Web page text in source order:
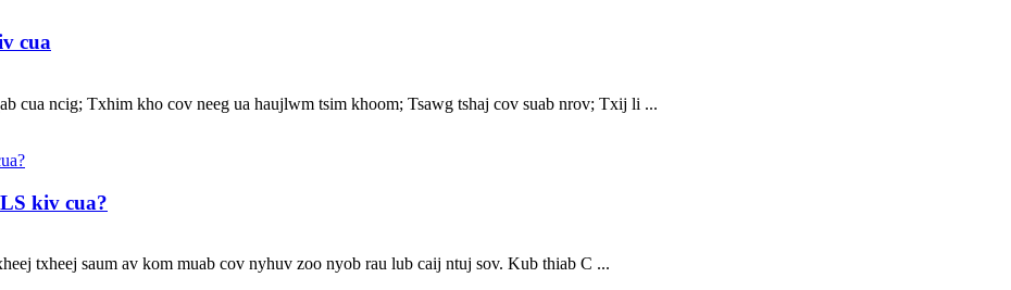
cua
cua ncig; Txhim kho cov neeg ua haujlwm tsim khoom; Tsawg tshaj cov suab nrov; Txij li ...
kiv cua?
txheej saum av kom muab cov nyhuv zoo nyob rau lub caij ntuj sov. Kub thiab C ...